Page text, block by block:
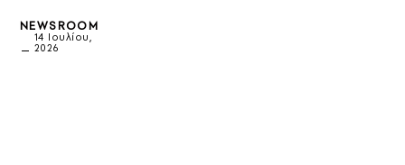
NEWSROOM
14 Ιουλίου,
2026